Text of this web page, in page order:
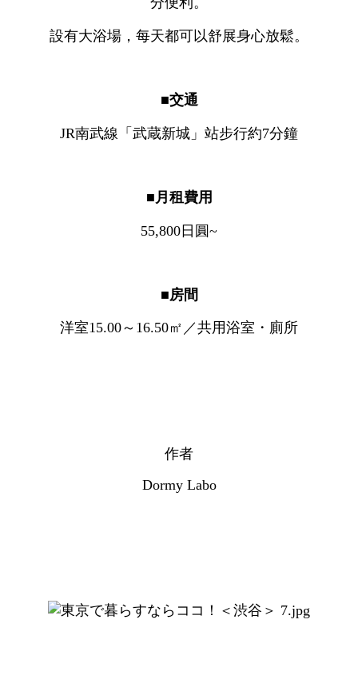
設有大浴場，每天都可以舒展身心放鬆。
■交通
JR南武線「武蔵新城」站步行約7分鐘
■月租費用
55,800日圓~
■房間
洋室15.00～16.50㎡／共用浴室・廁所
作者
Dormy Labo